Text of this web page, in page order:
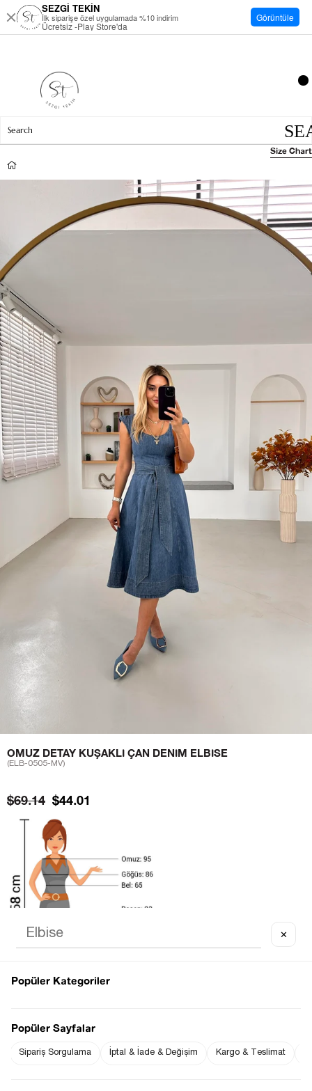
OMUZ DETAY KUŞAKLI ÇAN DENIM ELBISE
(ELB-0505-MV)
$69.14 $44.01
Size Chart
SEZGİ TEKİN
İlk siparişe özel uygulamada %10 indirim
Ücretsiz -Play Store'da
Görüntüle
✕
Popüler Kategoriler
Popüler Sayfalar
Sipariş Sorgulama İptal & İade & Değişim Kargo & Teslimat